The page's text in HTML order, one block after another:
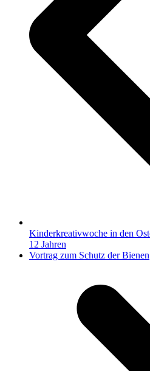
Kinderkreativwoche in den
12 Jahren
Nächster
Vortrag zum Schutz der Bienen